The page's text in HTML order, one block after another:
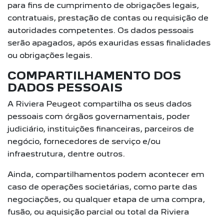
para fins de cumprimento de obrigações legais,
contratuais, prestação de contas ou requisição de
autoridades competentes. Os dados pessoais
serão apagados, após exauridas essas finalidades
ou obrigações legais.
COMPARTILHAMENTO DOS
DADOS PESSOAIS
A Riviera Peugeot compartilha os seus dados
pessoais com órgãos governamentais, poder
judiciário, instituições financeiras, parceiros de
negócio, fornecedores de serviço e/ou
infraestrutura, dentre outros.
Ainda, compartilhamentos podem acontecer em
caso de operações societárias, como parte das
negociações, ou qualquer etapa de uma compra,
fusão, ou aquisição parcial ou total da Riviera